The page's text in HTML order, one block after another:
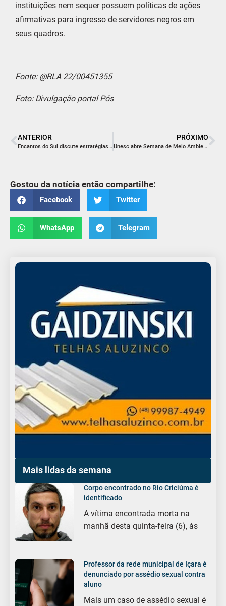
instituições nem sequer possuem políticas de ações
afirmativas para ingresso de servidores negros em
seus quadros.
Fonte: @RLA 22/00451355
Foto: Divulgação portal Pós
ANTERIOR
Encantos do Sul discute estratégias para impulsionar o turismo
PRÓXIMO
Unesc abre Semana de Meio Ambiente e Valores Humanos com reflexões sobre felicidade
Gostou da notícia então compartilhe:
Facebook Twitter
WhatsApp Telegram
Mais lidas da semana
Corpo encontrado no Rio Criciúma é
identificado
A vítima encontrada morta na
manhã desta quinta-feira (6), às
Professor da rede municipal de Içara é
denunciado por assédio sexual contra
aluno
Mais um caso de assédio sexual é